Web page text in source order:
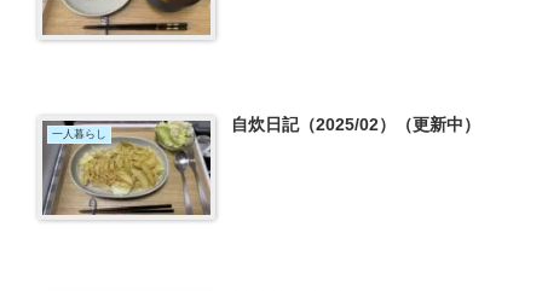
一人暮らし 自炊日記（2025/02）（更新中）